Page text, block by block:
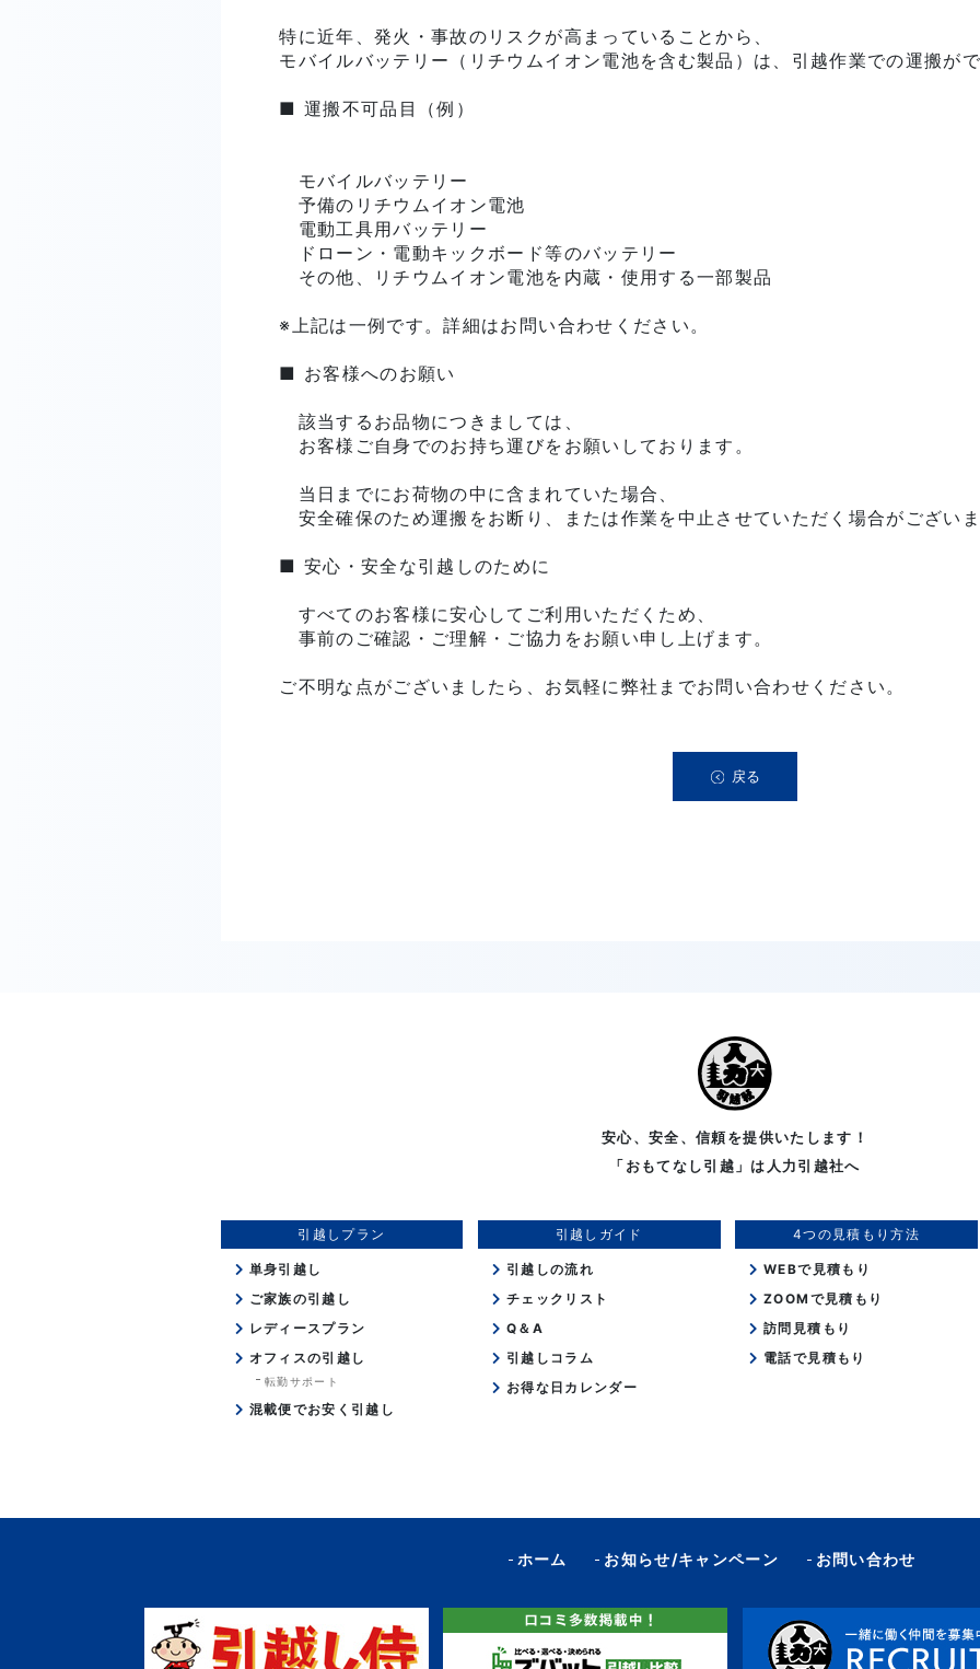
特に近年、発火・事故のリスクが高まっていることから、
モバイルバッテリー（リチウムイオン電池を含む製品）は、引越作業での運搬が
■ 運搬不可品目（例）
モバイルバッテリー
予備のリチウムイオン電池
電動工具用バッテリー
ドローン・電動キックボード等のバッテリー
その他、リチウムイオン電池を内蔵・使用する一部製品
※上記は一例です。詳細はお問い合わせください。
■ お客様へのお願い
該当するお品物につきましては、
お客様ご自身でのお持ち運びをお願いしております。
当日までにお荷物の中に含まれていた場合、
安全確保のため運搬をお断り、または作業を中止させていただく場合がござい
■ 安心・安全な引越しのために
すべてのお客様に安心してご利用いただくため、
事前のご確認・ご理解・ご協力をお願い申し上げます。
ご不明な点がございましたら、お気軽に弊社までお問い合わせください。
戻る
安心、安全、信頼を提供いたします！
「おもてなし引越」は人力引越社へ
引越しプラン
単身引越し
ご家族の引越し
レディースプラン
オフィスの引越し
転勤サポート
混載便でお安く引越し
引越しガイド
引越しの流れ
チェックリスト
Q＆A
引越しコラム
お得な日カレンダー
4つの見積もり方法
WEBで見積もり
ZOOMで見積もり
訪問見積もり
電話で見積もり
ホーム お知らせ/キャンペーン お問い合わせ